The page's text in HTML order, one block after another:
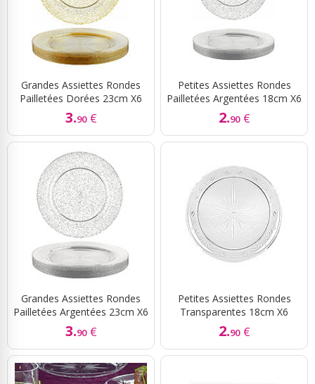
Grandes Assiettes Rondes
Pailletées Dorées 23cm X6
3.90 €
Petites Assiettes Rondes
Pailletées Argentées 18cm X6
2.90 €
Grandes Assiettes Rondes
Pailletées Argentées 23cm X6
3.90 €
Petites Assiettes Rondes
Transparentes 18cm X6
2.90 €